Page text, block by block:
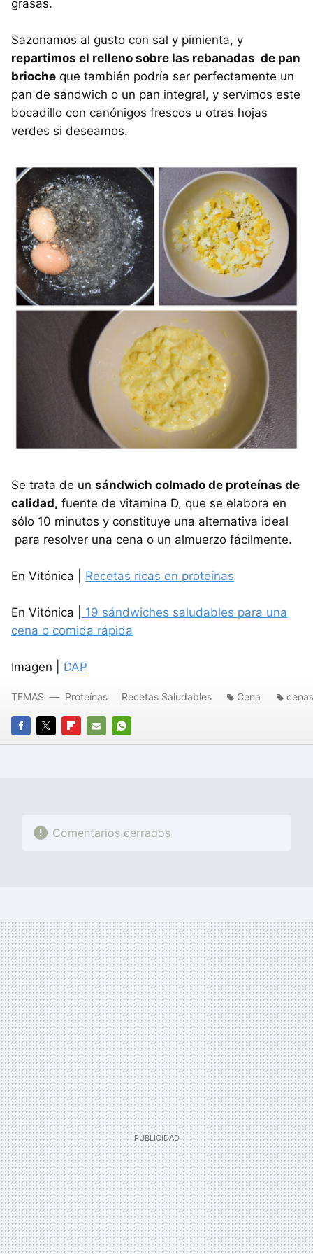
grasas.
Sazonamos al gusto con sal y pimienta, y
repartimos el relleno sobre las rebanadas de pan
brioche que también podría ser perfectamente un
pan de sándwich o un pan integral, y servimos este
bocadillo con canónigos frescos u otras hojas
verdes si deseamos.
Se trata de un sándwich colmado de proteínas de
calidad, fuente de vitamina D, que se elabora en
sólo 10 minutos y constituye una alternativa ideal
para resolver una cena o un almuerzo fácilmente.
En Vitónica | Recetas ricas en proteínas
En Vitónica |
19 sándwiches saludables para una
cena o comida rápida
Imagen | DAP
FACEBOOK
TWITTERFLIPBOARD
E-
WHATSAPP
TEMAS Proteínas Recetas Saludables Cena
Comentarios cerrados